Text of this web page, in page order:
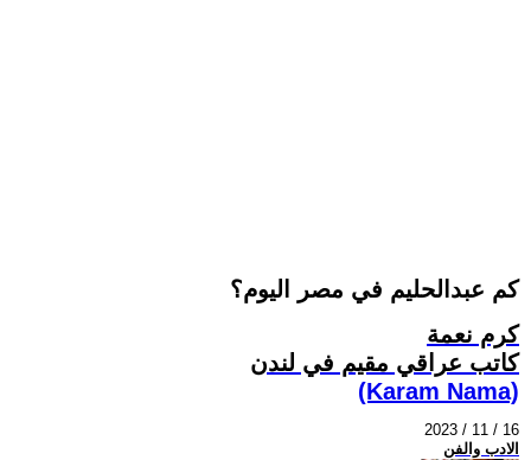
كم عبدالحليم في مصر اليوم؟
كرم نعمة
كاتب عراقي مقيم في لندن
(Karam Nama)
2023 / 11 / 16
الادب والفن